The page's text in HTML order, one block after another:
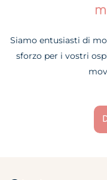
Siamo entusiasti di
sforzo per i vostri